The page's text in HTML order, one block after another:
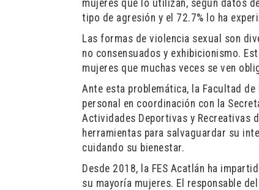
mujeres que lo utilizan, según datos
tipo de agresión y el 72.7% lo ha
Las formas de violencia sexual son
no consensuados y exhibicionismo.
mujeres que muchas veces se ven
Ante esta problemática, la Facultad
personal en coordinación con la
Actividades Deportivas y Recreativas
herramientas para salvaguardar su
cuidando su bienestar.
Desde 2018, la FES Acatlán ha
su mayoría mujeres. El responsable